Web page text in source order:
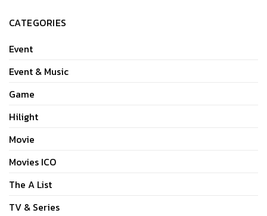
CATEGORIES
Event
Event & Music
Game
Hilight
Movie
Movies ICO
The A List
TV & Series